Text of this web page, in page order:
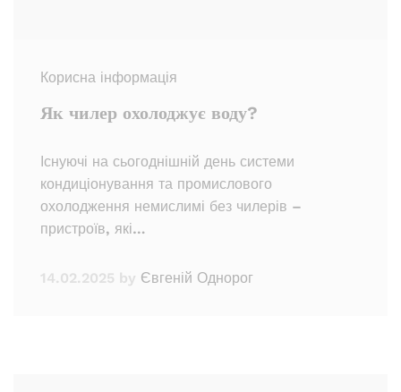
Корисна інформація
Як чилер охолоджує воду?
Існуючі на сьогоднішній день системи
кондиціонування та промислового
охолодження немислимі без чилерів –
пристроїв, які…
14.02.2025 by Євгеній Однорог